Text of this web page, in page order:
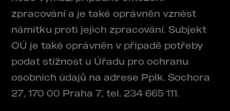
zpracování a je také oprávněn vznést
námitku proti jejich zpracování. Subjekt
OÚ je také oprávněn v případě potřeby
podat stížnost u Úřadu pro ochranu
osobních údajů na adrese Pplk. Sochora
27, 170 00 Praha 7, tel. 234 665 111.